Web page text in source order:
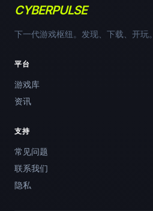
CYBERPULSE
下一代游戏枢纽。发现、下载、开玩。
平台
游戏库
资讯
支持
常见问题
联系我们
隐私